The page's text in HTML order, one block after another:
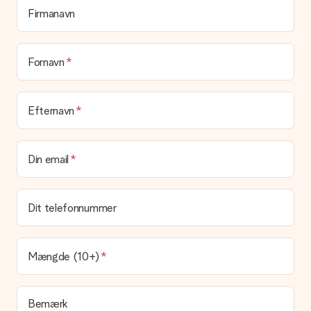
Er min gave indpakket?
I øjeblikket har vi (endnu) ikke en gaveindpakningstjeneste til
at pakke din gave. Vi leverer vores gaver i en festlig
emballage. Det betyder, at din gave er klar til at blive givet,
Leveringstid, leveringsmuligheder og
leveringsomkostninger
Kan jeg vælge en leveringsdato?
Det er ikke muligt at vælge en bestemt leveringsdato.
Hvad er leveringstiden, og hvornår modtager jeg min
Leveringstiden findes på gavens produktside. Du kan stole på,
at vores postfirma leverer din gave på denne dag.
Hvilke leveringsmuligheder kan jeg vælge?
I øjeblikket er det ikke (endnu) muligt at vælge en
leveringsindstilling. Den gave, du vil bestille, sendes enten som
en pakke eller som postkasse levering. Vil du gerne vide
hvilken måde din ordre sendes på? Kontakt venligst vores
Firmanavn
Fornavn
Efternavn
Din email
Dit telefonnummer
Mængde (10+)
Bemærk